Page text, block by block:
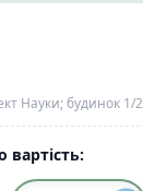
Науки; будинок 1/2
вартість: